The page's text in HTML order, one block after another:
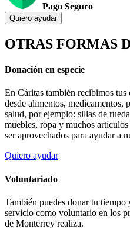
Pago Seguro
Quiero ayudar
OTRAS FORMAS
Donación en especie
En Cáritas también recibimos
desde alimentos, medicamentos,
salud, por ejemplo: sillas de
muebles, ropa y muchos
ser aprovechados para ayudar a
Quiero ayudar
Voluntariado
También puedes donar tu
servicio como voluntario en los
de Monterrey realiza.